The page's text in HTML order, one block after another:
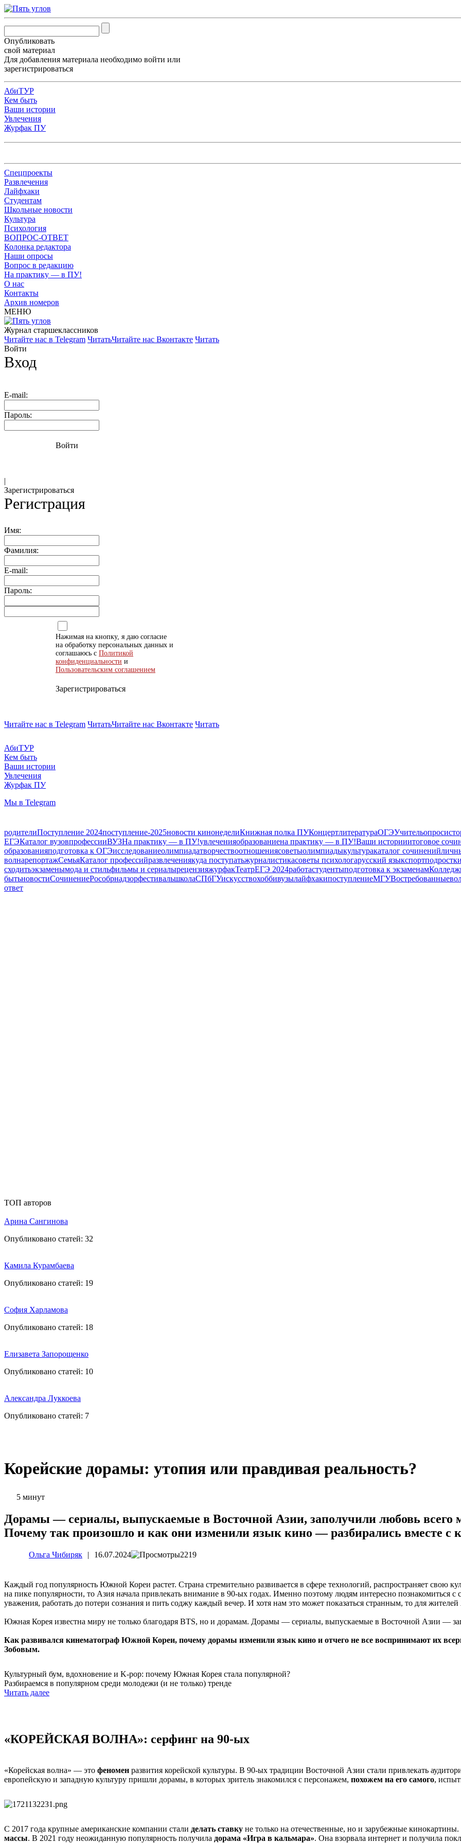
Опубликовать
свой материал
Для добавления материала необходимо войти или
зарегистрироваться
АбиТУР
Кем быть
Ваши истории
Увлечения
Журфак ПУ
Спецпроекты
Развлечения
Лайфхаки
Студентам
Школьные новости
Культура
Психология
ВОПРОС-ОТВЕТ
Колонка редактора
Наши опросы
Вопрос в редакцию
На практику — в ПУ!
О нас
Контакты
Архив номеров
МЕНЮ
Журнал старшекласcников
Читайте нас в Telegram ЧитатьЧитайте нас Вконтакте Читать
Войти
Вход
E-mail:
Пароль:
Войти
|
Зарегистрироваться
Регистрация
Имя:
Фамилия:
E-mail:
Пароль:
Нажимая на кнопку, я даю согласие
на обработку персональных данных и
соглашаюсь с Политикой
конфиденциальности и
Пользовательским соглашением
Зарегистрироваться
Читайте нас в Telegram ЧитатьЧитайте нас Вконтакте Читать
АбиТУР
Кем быть
Ваши истории
Увлечения
Журфак ПУ
Мы в Telegram
родителиПоступление 2024поступление-2025новости кинонеделиКнижная полка ПУКонцертлитератураОГЭУчительопрос
ЕГЭКаталог вузовпрофессииВУЗНа практику — в ПУ!увлеченияобразованиена практику — в ПУ!Ваши историиитоговое
образованияподготовка к ОГЭисследованиеолимпиадатворчествоотношениясоветыолимпиадыкультуракаталог сочинений
волнарепортажСемьяКаталог профессийразвлечениякуда поступатьжурналистикасоветы психологарусский языкспортподростки
сходитьэкзаменымода и стильфильмы и сериалырецензияжурфакТеатрЕГЭ 2024работастудентыподготовка к экзаменам
бытьновостиСочинениеРособрнадзорфестивальшколаСПбГУискусствохоббивузылайфхакипоступлениеМГУВостребованные
ответ
ТОП авторов
Арина Сангинова
Опубликовано статей: 32
Камила Курамбаева
Опубликовано статей: 19
София Харламова
Опубликовано статей: 18
Елизавета Запорощенко
Опубликовано статей: 10
Александра Луккоева
Опубликовано статей: 7
Корейские дорамы: утопия или правдивая реальность?
5 минут
Дорамы — сериалы, выпускаемые в Восточной Азии, заполучили любовь всего
Почему так произошло и как они изменили язык кино — разбирались вместе с
Ольга Чибиряк | 16.07.2024 2219
Каждый год популярность Южной Кореи растет. Страна стремительно развивается в сфере технологий, распространяет свою
на пике популярности, то Азия начала привлекать внимание в 90-ых годах. Именно поэтому людям интересно познакомиться
уважения, работать до потери сознания и пить соджу каждый вечер. И хотя нам это может показаться странным, то для
Южная Корея известна миру не только благодаря BTS, но и дорамам. Дорамы — сериалы, выпускаемые в Восточной Азии —
Как развивался кинематограф Южной Кореи, почему дорамы изменили язык кино и отчего не все воспринимают их
Зобовым.
Культурный бум, вдохновение и K-pop: почему Южная Корея стала популярной?
Разбираемся в популярном среди молодежи (и не только) тренде
Читать далее
«КОРЕЙСКАЯ ВОЛНА»: серфинг на 90-ых
«Корейская волна» — это феномен развития корейской культуры. В 90-ых традиции Восточной Азии стали привлекать
европейскую и западную культуру пришли дорамы, в которых зритель знакомился с персонажем, похожем на его самого,
С 2017 года крупные американские компании стали делать ставку не только на отечественные, но и зарубежные
массы. В 2021 году неожиданную популярность получила дорама «Игра в кальмара». Она взорвала интернет и получила